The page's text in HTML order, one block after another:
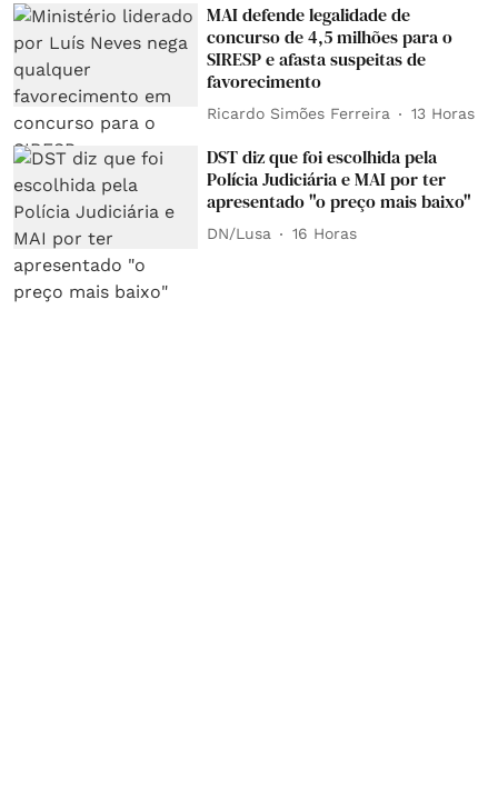
MAI defende legalidade de
concurso de 4,5 milhões para o
SIRESP e afasta suspeitas de
favorecimento
Ricardo Simões Ferreira 13 Horas
DST diz que foi escolhida pela
Polícia Judiciária e MAI por ter
apresentado "o preço mais baixo"
DN/Lusa 16 Horas